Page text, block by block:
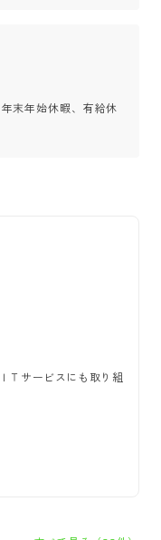
末年始休暇、有給休
Ｔサービスにも取り組